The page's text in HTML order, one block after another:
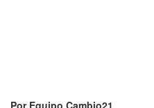
Por Equipo Cambio21